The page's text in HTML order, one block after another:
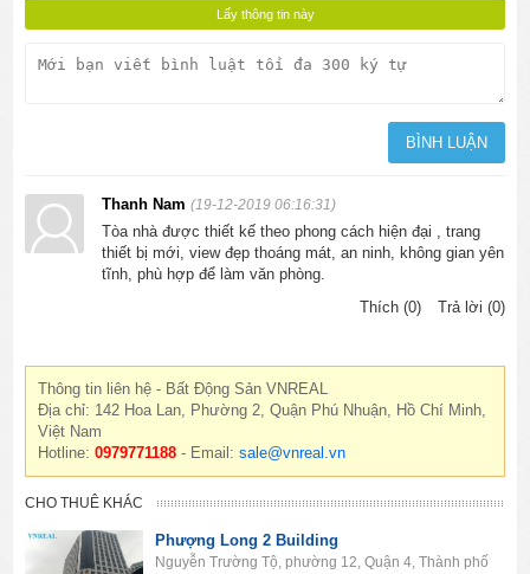
Thanh Nam(19-12-2019 06:16:31)
Tòa nhà được thiết kế theo phong cách hiện đại , trang
thiết bị mới, view đẹp thoáng mát, an ninh, không gian yên
tĩnh, phù hợp để làm văn phòng.
Thích (0)
Trả lời (0)
Thông tin liên hệ - Bất Động Sản VNREAL
Địa chỉ: 142 Hoa Lan, Phường 2, Quận Phú Nhuận, Hồ Chí Minh,
Việt Nam
Hotline:0979771188 - Email:sale@vnreal.vn
CHO THUÊ KHÁC
Phượng Long 2 Building
Nguyễn Trường Tộ, phường 12, Quận 4, Thành phố